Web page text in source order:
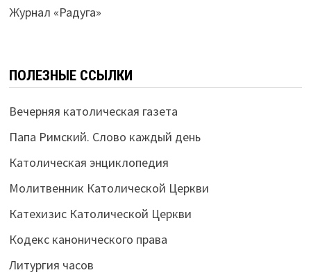
Журнал «Радуга»
ПОЛЕЗНЫЕ ССЫЛКИ
Вечерняя католическая газета
Папа Римский. Слово каждый день
Католическая энциклопедия
Молитвенник Католической Церкви
Катехизис Католической Церкви
Кодекс канонического права
Литургия часов